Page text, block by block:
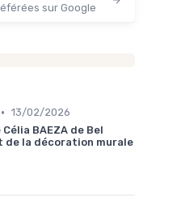
sur Google
• 13/02/2026
BAEZA de Bel
de la décoration murale